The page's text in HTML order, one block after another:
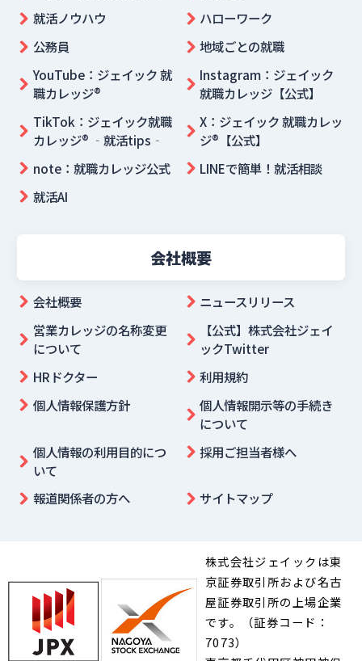
就活ノウハウ
ハローワーク
公務員
地域ごとの就職
YouTube：ジェイック 就
職カレッジ®
Instagram：ジェイック
就職カレッジ【公式】
TikTok：ジェイック就職
カレッジ® ‐就活tips‐
X：ジェイック 就職カレッ
ジ®【公式】
note：就職カレッジ公式
LINEで簡単！就活相談
就活AI
会社概要
会社概要
ニュースリリース
営業カレッジの名称変更
について
【公式】株式会社ジェイ
ックTwitter
HRドクター
利用規約
個人情報保護方針
個人情報開示等の手続き
について
個人情報の利用目的につ
いて
採用ご担当者様へ
報道関係者の方へ サイトマップ
株式会社ジェイックは東
京証券取引所および名古
屋証券取引所の上場企業
です。（証券コード：
7073）